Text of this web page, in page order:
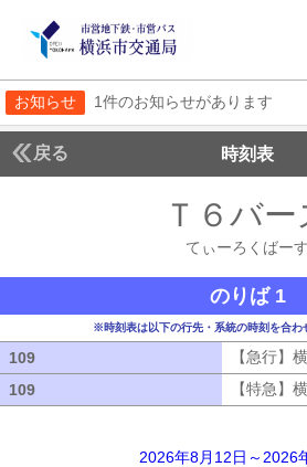
お知らせ 1件のお知らせがあります
戻る 時刻表
Ｔ６バー
てぃーろくばーす
のりば 1
※時刻表は以下の行先・系統の時刻を合わ
109 【急行】
109
【特急】
2026年8月12日～2026